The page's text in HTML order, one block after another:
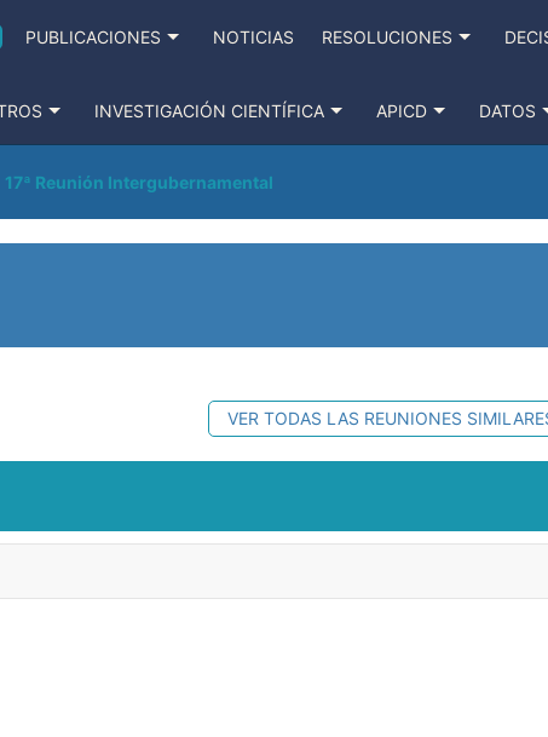
PUBLICACIONES NOTICIAS RESOLUCIONES
INVESTIGACIÓN CIENTÍFICA APICD DATOS
17ª Reunión Intergubernamental
VER TODAS LAS REUNIONES